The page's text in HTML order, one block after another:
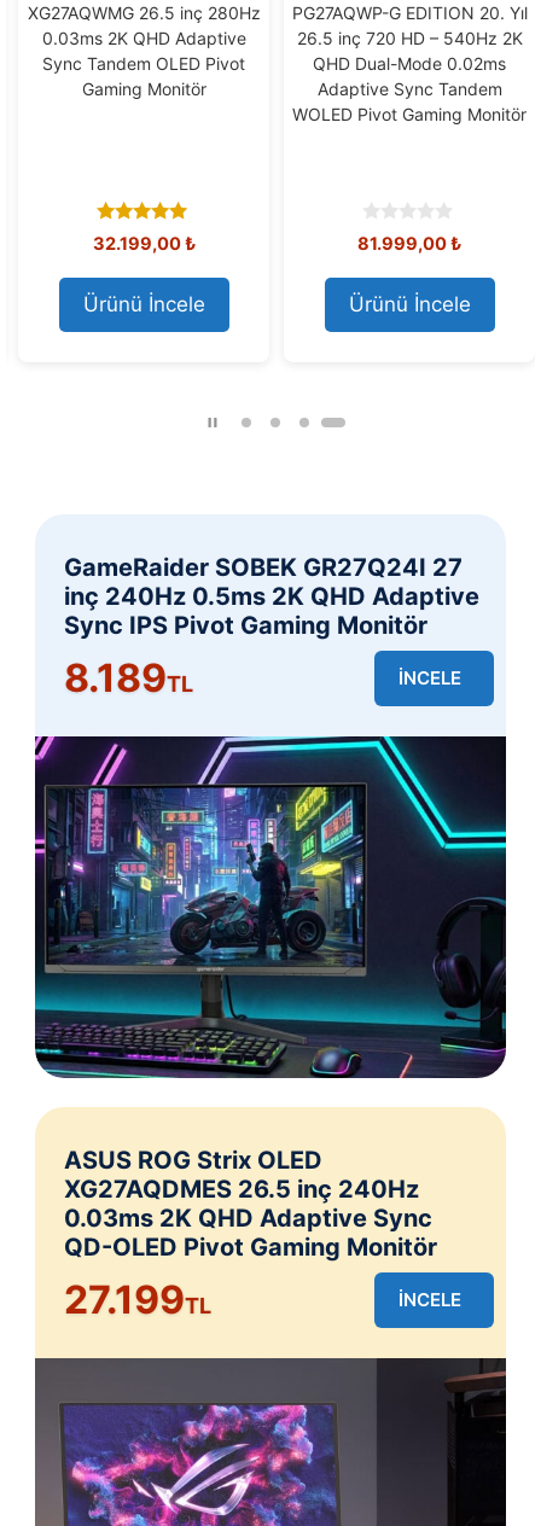
XG27AQWMG 26.5 inç 280Hz
0.03ms 2K QHD Adaptive
Sync Tandem OLED Pivot
Gaming Monitör
5.00
out of 5
32.199,00₺
Ürünü İncele
PG27AQWP-G EDITION 20. Yıl
26.5 inç 720 HD – 540Hz 2K
QHD Dual-Mode 0.02ms
Adaptive Sync Tandem
WOLED Pivot Gaming Monitör
0
o
u
t
o
f
81.999,00₺
Ürünü İncele
GameRaider SOBEK GR27Q24I 27
inç 240Hz 0.5ms 2K QHD Adaptive
Sync IPS Pivot Gaming Monitör
8.189TL İNCELE
ASUS ROG Strix OLED
XG27AQDMES 26.5 inç 240Hz
0.03ms 2K QHD Adaptive Sync
QD-OLED Pivot Gaming Monitör
27.199TL İNCELE